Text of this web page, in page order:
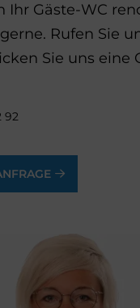
Ihr Gäste-WC
Rufen Sie
Sie uns eine
92